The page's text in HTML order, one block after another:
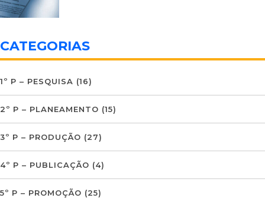
CATEGORIAS
1º P – PESQUISA (16)
2º P – PLANEAMENTO (15)
3º P – PRODUÇÃO (27)
4º P – PUBLICAÇÃO (4)
5º P – PROMOÇÃO (25)